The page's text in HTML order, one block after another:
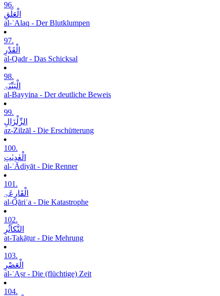
96.
الْعَلَقِ
al-ʿAlaq - Der Blutklumpen
97.
الْقَدْرِ
al-Qadr - Das Schicksal
98.
الْبَیِّنَۃِ
al-Bayyina - Der deutliche Beweis
99.
الزِّلْزَالِ
az-Zilzāl - Die Erschütterung
100.
الْعٰدِیٰتِ
al-ʿĀdiyāt - Die Renner
101.
الْقَارِعَۃِ
al-Qāriʿa - Die Katastrophe
102.
التَّکاَثُرِ
at-Takāṯur - Die Mehrung
103.
الْعَصْرِ
al-ʿAṣr - Die (flüchtige) Zeit
104.